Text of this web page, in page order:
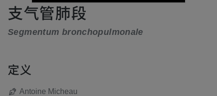
支气管肺段
Segmentum bronchopulmonale
定义
Antoine Micheau